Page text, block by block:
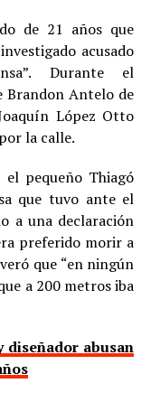
de 21 años que
acusado
Durante el
Antelo de
López Otto
la calle.
pequeño Thiagó
que tuvo ante el
a una declaración
preferido morir a
que “en ningún
a 200 metros iba
diseñador abusan